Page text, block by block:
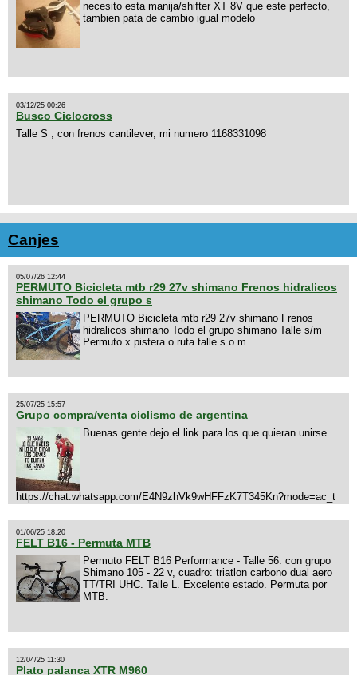
necesito esta manija/shifter XT 8V que este perfecto,
tambien pata de cambio igual modelo
03/12/25 00:26
Busco Ciclocross
Talle S , con frenos cantilever, mi numero 1168331098
Canjes
05/07/26 12:44
PERMUTO Bicicleta mtb r29 27v shimano Frenos hidralicos
shimano Todo el grupo s
PERMUTO Bicicleta mtb r29 27v shimano Frenos
hidralicos shimano Todo el grupo shimano Talle s/m
Permuto x pistera o ruta talle s o m.
25/07/25 15:57
Grupo compra/venta ciclismo de argentina
Buenas gente dejo el link para los que quieran unirse
https://chat.whatsapp.com/E4N9zhVk9wHFFzK7T345Kn?mode=ac_t
01/06/25 18:20
FELT B16 - Permuta MTB
Permuto FELT B16 Performance - Talle 56. con grupo
Shimano 105 - 22 v, cuadro: triatlon carbono dual aero
TT/TRI UHC. Talle L. Excelente estado. Permuta por
MTB.
12/04/25 11:30
Plato palanca XTR M960